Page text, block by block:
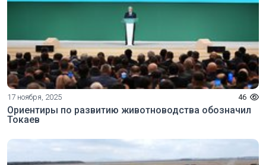
17 ноября, 2025 46
Ориентиры по развитию животноводства обозначил
Токаев